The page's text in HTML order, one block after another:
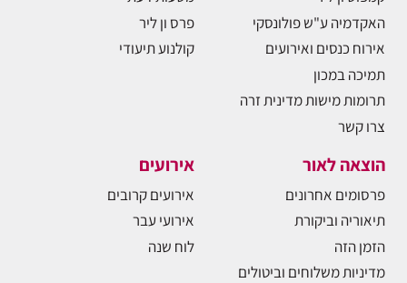
האקדמיה ע"ש פולונסקי
אירוח כנסים ואירועים
תמיכה במכון
תרומות מישות מדינית זרה
צרו קשר
פרס ון ליר
קולנוע תיעודי
הוצאה לאור
פרסומים אחרונים
תיאוריה וביקורת
הזמן הזה
מדיניות משלוחים וביטולים
אירועים
אירועים קרובים
אירועי עבר
לוח שנה